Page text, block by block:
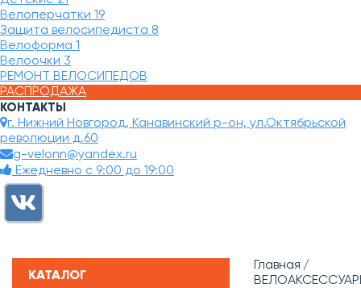
Велоперчатки 19
Защита велосипедиста 8
Велоформа 1
Велоочки 3
РЕМОНТ ВЕЛОСИПЕДОВ
РАСПРОДАЖА
КОНТАКТЫ
г. Нижний Новгород, Канавинский р-он, ул.Октябрьской
революции д.60
g-velonn@yandex.ru
Ежедневно с 9:00 до 19:00
КАТАЛОГ
Главная